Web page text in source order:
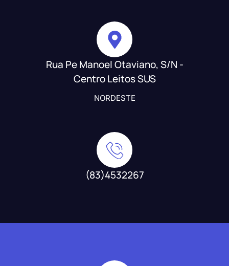
Rua Pe Manoel Otaviano, S/N -
Centro Leitos SUS
NORDESTE
(83)4532267